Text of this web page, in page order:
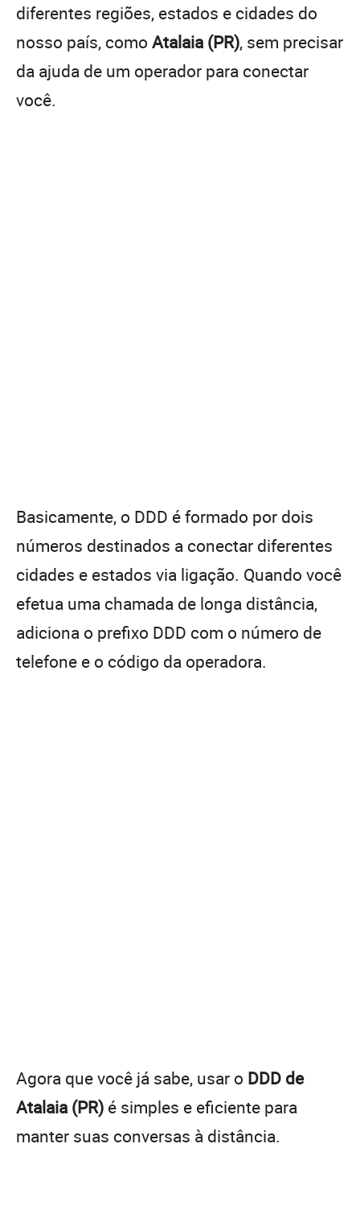
diferentes regiões, estados e cidades do
nosso país, como Atalaia (PR), sem precisar
da ajuda de um operador para conectar
você.
Basicamente, o DDD é formado por dois
números destinados a conectar diferentes
cidades e estados via ligação. Quando você
efetua uma chamada de longa distância,
adiciona o prefixo DDD com o número de
telefone e o código da operadora.
Agora que você já sabe, usar o DDD de
Atalaia (PR) é simples e eficiente para
manter suas conversas à distância.